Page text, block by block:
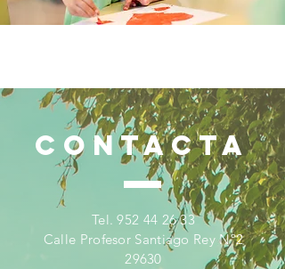
CONTACTA
Tel.952 44 26 33
Calle Profesor Santiago Rey Nº2
29630